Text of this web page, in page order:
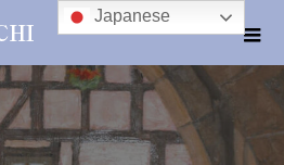
Japanese